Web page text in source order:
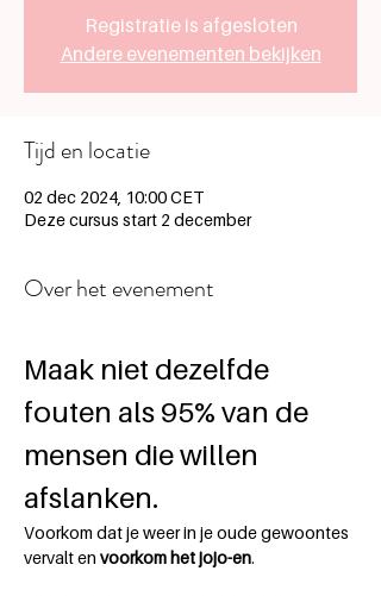
Registratie is afgesloten
Andere evenementen bekijken
Tijd en locatie
02 dec 2024, 10:00 CET
Deze cursus start 2 december
Over het evenement
Maak niet dezelfde
fouten als 95% van de
mensen die willen
afslanken.
Voorkom dat je weer in je oude gewoontes
vervalt en voorkom het jojo-en.